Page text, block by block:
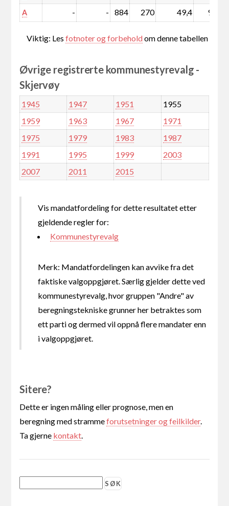
A - - 884 270 49,4 9,0
Viktig: Lesfotnoter og forbeholdom denne tabellen
Øvrige registrerte kommunestyrevalg -
Skjervøy
1945 1947 1951
1955
1959
1963 1967
1971
1975
1979 1983
1987
1991
1995 1999
2003
2007
2011 2015
Vis mandatfordeling for dette resultatet etter
gjeldende regler for:
Kommunestyrevalg
Merk: Mandatfordelingen kan avvike fra det
faktiske valgoppgjøret. Særlig gjelder dette ved
kommunestyrevalg, hvor gruppen "Andre" av
beregningstekniske grunner her betraktes som
ett parti og dermed vil oppnå flere mandater enn
i valgoppgjøret.
Sitere?
Dette er ingen måling eller prognose, men en
beregning med strammeforutsetninger og feilkilder.
Ta gjerne kontakt.